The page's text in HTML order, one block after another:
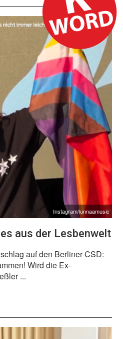
Instagram/lunnaamusic
aus der Lesbenwelt
auf den Berliner CSD:
Wird die Ex-
...